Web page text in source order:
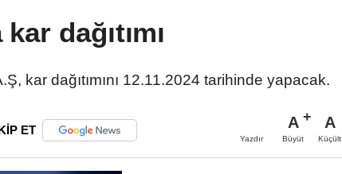
dağıtımı
kar dağıtımını 12.11.2024 tarihinde yapacak.
ET
Yazdır
A
Büyüt
A
Küçült